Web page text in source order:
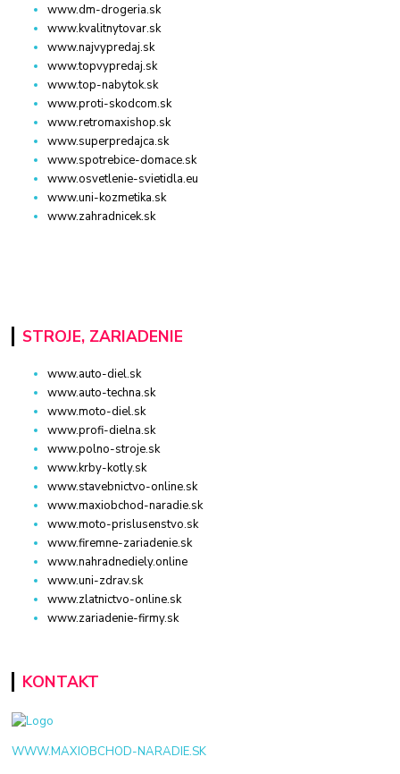
www.dm-drogeria.sk
www.kvalitnytovar.sk
www.najvypredaj.sk
www.topvypredaj.sk
www.top-nabytok.sk
www.proti-skodcom.sk
www.retromaxishop.sk
www.superpredajca.sk
www.spotrebice-domace.sk
www.osvetlenie-svietidla.eu
www.uni-kozmetika.sk
www.zahradnicek.sk
STROJE, ZARIADENIE
www.auto-diel.sk
www.auto-techna.sk
www.moto-diel.sk
www.profi-dielna.sk
www.polno-stroje.sk
www.krby-kotly.sk
www.stavebnictvo-online.sk
www.maxiobchod-naradie.sk
www.moto-prislusenstvo.sk
www.firemne-zariadenie.sk
www.nahradnediely.online
www.uni-zdrav.sk
www.zlatnictvo-online.sk
www.zariadenie-firmy.sk
KONTAKT
WWW.MAXIOBCHOD-NARADIE.SK